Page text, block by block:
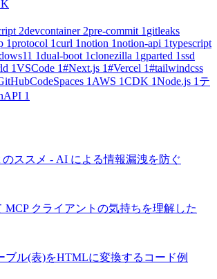
2devcontainer 2pre-commit 1 gitleaks
1protocol 1curl 1notion 1notion-api 1typescript
1dual-boot 1clonezilla 1 gparted 1ssd
1VSCode 1#Next.js 1#Vercel 1#tailwindcss
1 AWS 1CDK 1Node.js 1 テ
1
のススメ - AI による情報漏洩を防ぐ
MCP クライアントの気持ちを理解した
ブル(表)をHTMLに変換するコード例